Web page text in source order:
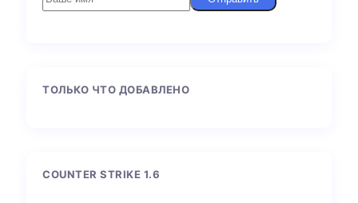
ТОЛЬКО ЧТО ДОБАВЛЕНО
COUNTER STRIKE 1.6